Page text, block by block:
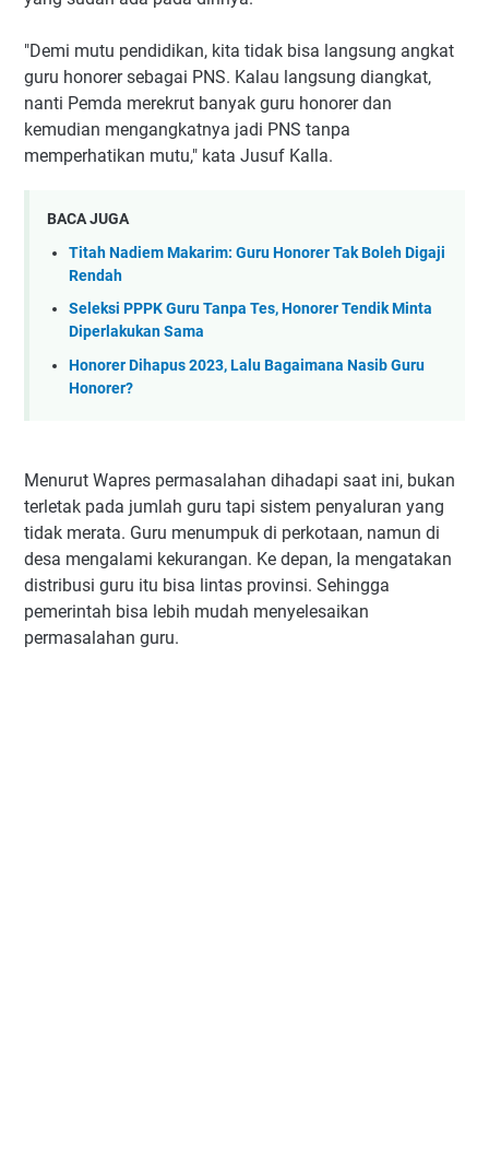
"Demi mutu pendidikan, kita tidak bisa langsung angkat
guru honorer sebagai PNS. Kalau langsung diangkat,
nanti Pemda merekrut banyak guru honorer dan
kemudian mengangkatnya jadi PNS tanpa
memperhatikan mutu," kata Jusuf Kalla.
BACA JUGA
Titah Nadiem Makarim: Guru Honorer Tak Boleh Digaji
Rendah
Seleksi PPPK Guru Tanpa Tes, Honorer Tendik Minta
Diperlakukan Sama
Honorer Dihapus 2023, Lalu Bagaimana Nasib Guru
Honorer?
Menurut Wapres permasalahan dihadapi saat ini, bukan
terletak pada jumlah guru tapi sistem penyaluran yang
tidak merata. Guru menumpuk di perkotaan, namun di
desa mengalami kekurangan. Ke depan, Ia mengatakan
distribusi guru itu bisa lintas provinsi. Sehingga
pemerintah bisa lebih mudah menyelesaikan
permasalahan guru.